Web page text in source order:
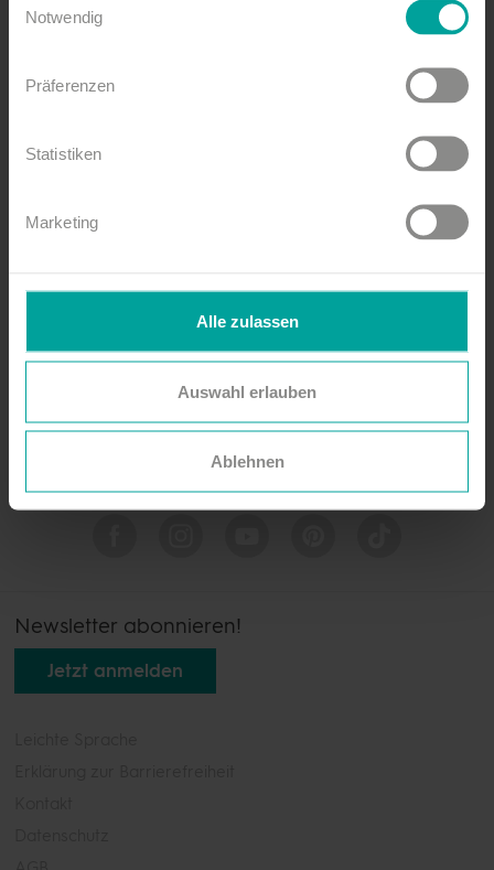
Notwendig
Präferenzen
Statistiken
Marketing
Alle zulassen
Auswahl erlauben
Ablehnen
Newsletter abonnieren!
Jetzt anmelden